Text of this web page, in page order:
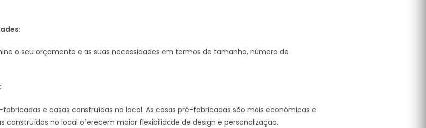
o seu orçamento e as suas necessidades em termos de tamanho, número de
fabricadas e casas construídas no local. As casas pré-fabricadas são mais económicas e
construídas no local oferecem maior flexibilidade de design e personalização.